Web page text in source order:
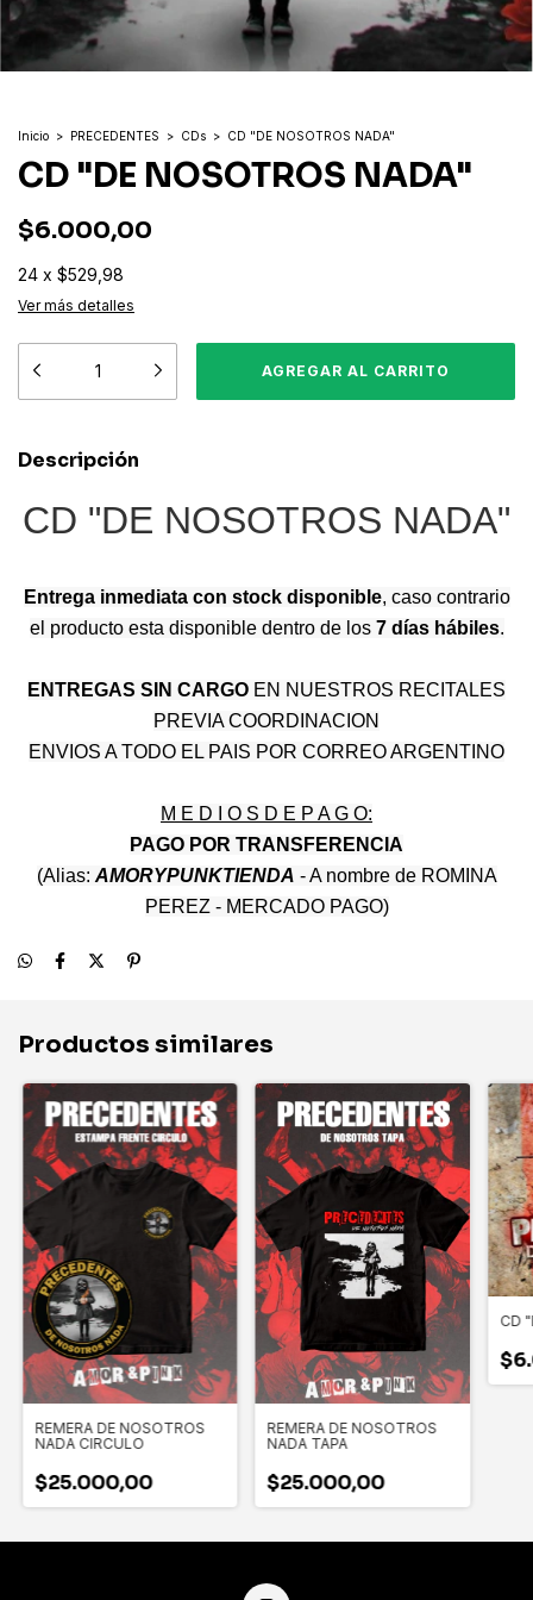
Inicio > PRECEDENTES > CDs > CD "DE NOSOTROS NADA"
CD "DE NOSOTROS NADA"
$6.000,00
24 x $529,98
Ver más detalles
Descripción
CD "DE NOSOTROS NADA"
Entrega inmediata con stock disponible, caso contrario
el producto esta disponible dentro de los7 días hábiles.
ENTREGAS SIN CARGO EN NUESTROS RECITALES
PREVIA COORDINACION
ENVIOS A TODO EL PAIS POR CORREO ARGENTINO
M E D I O S D E P A G O:
PAGO POR TRANSFERENCIA
(Alias: AMORYPUNKTIENDA - A nombre de ROMINA
PEREZ - MERCADO PAGO)
Productos similares
REMERA DE NOSOTROS
NADA CIRCULO
$25.000,00
REMERA DE NOSOTROS
NADA TAPA
$25.000,00
CD